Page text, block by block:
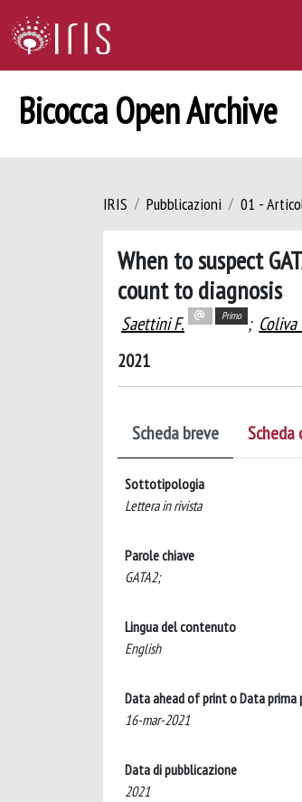
Bicocca Open Archive
IRIS Pubblicazioni 01 -
When to suspect
count to diagnosis
Saettini F. Primo ; Coliva
2021
Scheda breve Scheda
Sottotipologia
Lettera in rivista
Parole chiave
GATA2;
Lingua del contenuto
English
Data ahead of print o Data prima
16-mar-2021
Data di pubblicazione
2021